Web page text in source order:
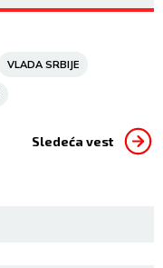
VLADA SRBIJE
Sledeća vest